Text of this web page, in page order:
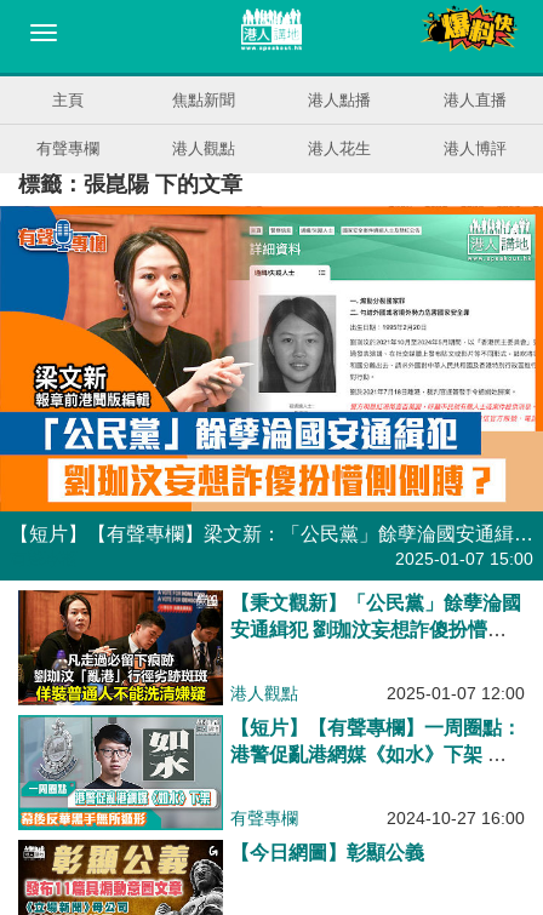
主頁 焦點新聞 港人點播 港人直播
有聲專欄 港人觀點 港人花生 港人博評
標籤：張崑陽 下的文章
【短片】【有聲專欄】梁文新：「公民黨」餘孽淪國安通緝犯 劉珈汶妄想詐傻扮懵側側膊？
2025-01-07 15:00
【秉文觀新】「公民黨」餘孽淪國
安通緝犯 劉珈汶妄想詐傻扮懵側
港人觀點 2025-01-07 12:00
【短片】【有聲專欄】一周圈點：
港警促亂港網媒《如水》下架 幕
有聲專欄 2024-10-27 16:00
【今日網圖】彰顯公義